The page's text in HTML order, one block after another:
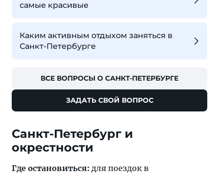
самые красивые
Каким активным отдыхом заняться в
Санкт-Петербурге
ВСЕ ВОПРОСЫ О САНКТ-ПЕТЕРБУРГЕ
ЗАДАТЬ СВОЙ ВОПРОС
Санкт-Петербург и
окрестности
Где остановиться: для поездок в